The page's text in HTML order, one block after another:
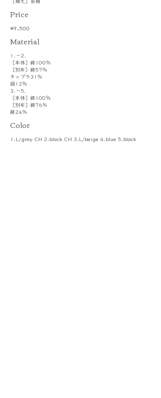
［袖丈］長袖
Price
¥9,500
​Material
1.～2.
［本体］綿100％
［別布］綿57％
キュプラ31％
絹12％
3.～5.
［本体］綿100％
［別布］綿76％
麻24％
Color
1.L/gray CH 2.black CH 3.L/beige 4.blue 5.black